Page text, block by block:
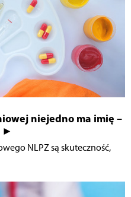
niejedno ma imię –
►
NLPZ są skuteczność,